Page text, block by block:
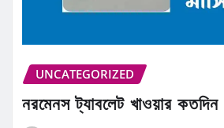
UNCATEGORIZED
নরমেনস ট্যাবলেট খাওয়ার